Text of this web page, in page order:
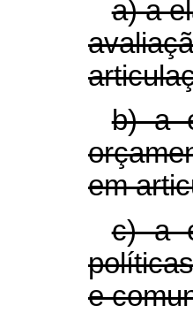
a) a
b) a
em
c) a
e